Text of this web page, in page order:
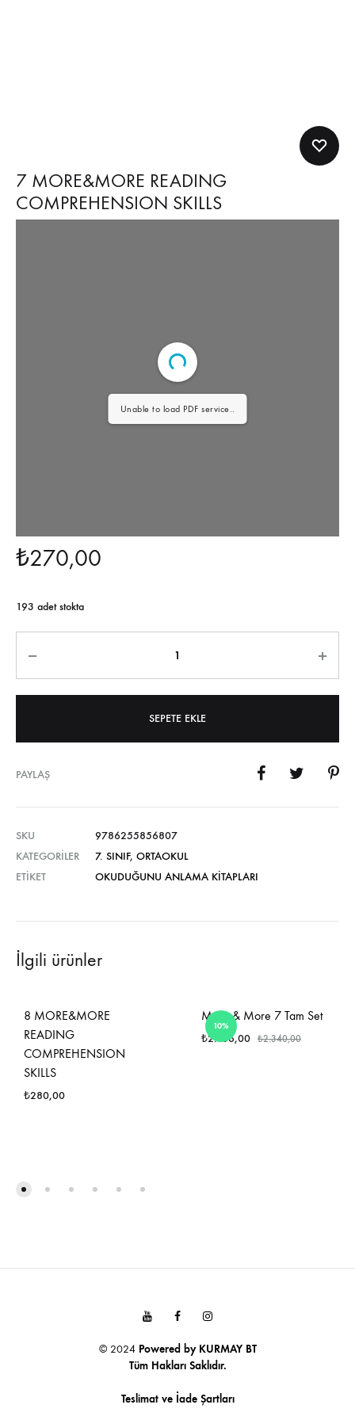
7 MORE&MORE READING
COMPREHENSION SKILLS
Unable to load PDF service..
₺270,00
193 adet stokta
SEPETE EKLE
PAYLAŞ
SKU
9786255856807
KATEGORILER
7. SINIF, ORTAOKUL
ETIKET
OKUDUĞUNU ANLAMA KITAPLARI
İlgili ürünler
8 MORE&MORE
READING
COMPREHENSION
SKILLS
₺280,00
10%
More & More 7 Tam Set
₺2.106,00 ₺2.340,00
© 2024 Powered by KURMAY BT
Tüm Hakları Saklıdır.
Teslimat ve İade Şartları
YoutubeFacebookInstagram